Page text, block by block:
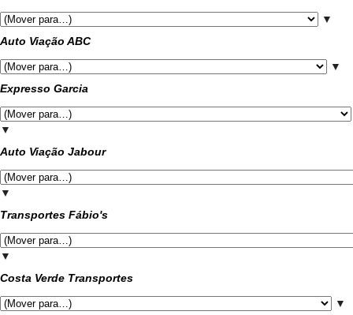
▼
Auto Viação ABC
▼
Expresso Garcia
▼
Auto Viação Jabour
▼
Transportes Fábio's
▼
Costa Verde Transportes
▼